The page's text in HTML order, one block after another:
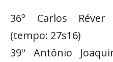
36º Carlos
(tempo: 27s16)
39º Antônio